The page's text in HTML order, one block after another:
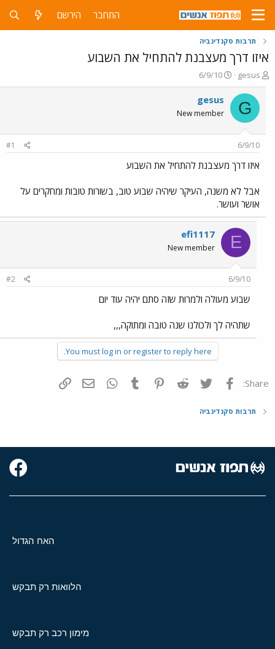
התחבר הירשם
תרבות סקנדינביה
איזו דרך מעצבנת להתחיל את השבוע
פ
ו
ת
ח
ה
ו
ש
א
gesus
פ
ו
ר
ם
ר
6/9/10
G
gesus
New member
6/9/10
#1
איזו דרך מעצבנת להתחיל את השבוע
אבל לא משנה, העיקר שיהיה שבוע טוב, בשורות טובות ומחקרים על
אושר ועושר.
E
efi1117
New member
6/9/10
#2
שבוע מעולה ולמרות שזה סתם יהיה עוד יום
שתהיה לך ולכולנו שנה טובה ומתוקה,,,
You must log in or register to reply here.
Share: פייסבוק Twitter
Reddit
Pinterest
Tumblr
WhatsAppדואר אלקטרוני
תרבות סקנדינביה
האח הגדול
הלוואות רק תבקש
מימון רכב רק תבקש